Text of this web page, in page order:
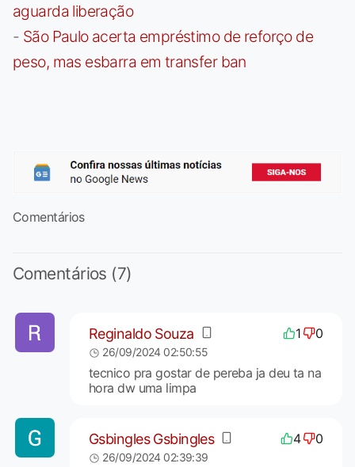
aguarda liberação
- São Paulo acerta empréstimo de reforço de
peso, mas esbarra em transfer ban
Comentários
Comentários (7)
Reginaldo Souza 1 0
26/09/2024 02:50:55
tecnico pra gostar de pereba ja deu ta na
hora dw uma limpa
Gsbingles Gsbingles 4 0
26/09/2024 02:39:39